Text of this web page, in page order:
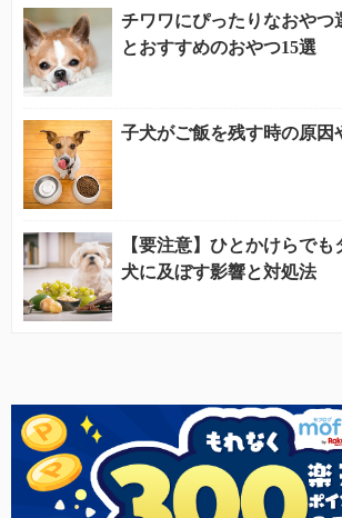
チワワにぴったりなおやつ
とおすすめのおやつ15選
子犬がご飯を残す時の原因
【要注意】ひとかけらで
犬に及ぼす影響と対処法